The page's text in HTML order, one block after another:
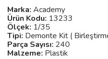
Marka: Academy
Ürün Kodu: 13233
Ölçek: 1/35
Tipi: Demonte Kit (
Parça Sayısı: 240
Malzeme: Plastik